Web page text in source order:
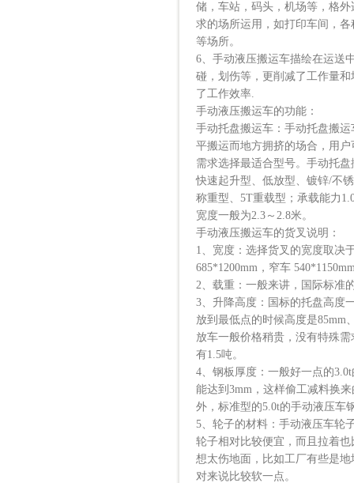
储，车站，码头，机场等，格
求的场所运用，如打印车间，
等场所。
6、手动液压搬运车描绘在运送
碰，划伤等，更削减了工作量
了工作效率.
手动液压搬运车的功能：
手动托盘搬运车：手动托盘搬
平搬运而地方拥挤的场合，用
需求选择最适合型号。手动托
快速起升型、低放型、镀锌/不
称重型、5T重载型；承载能力
宽度一般为2.3～2.8米。
手动液压搬运车的货叉说明：
1、宽度：选择货叉的宽度取决
685*1200mm，窄车
2、载重：一般来讲，国际标准
3、升降高度：国标的托盘高度
放到最低点的时候高度是85mm
放车一般价格稍贵，没有特殊
有1.5吨。
4、钢板厚度：一般好一点的
能达到3mm，这样偷工减料换
外，标准型的5.0t的手动液压车
5、轮子的材料：手动液压车轮
轮子相对比较便宜，而且拉着
想太伤地面，比如工厂有些是
对来说比较软一点。